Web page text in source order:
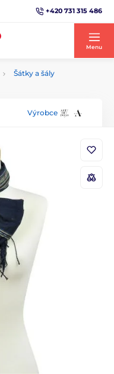
+420 731 315 486
Menu
Šátky a šály
Výrobce